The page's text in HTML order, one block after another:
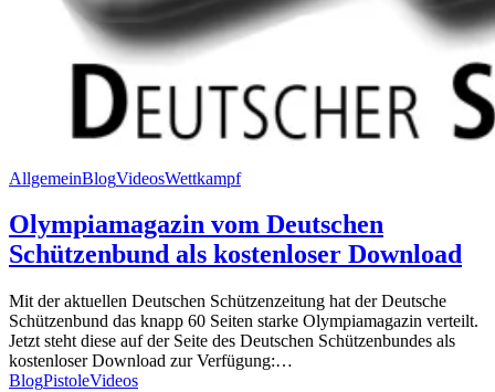
AllgemeinBlogVideosWettkampf
Olympiamagazin vom Deutschen
Schützenbund als kostenloser Download
Mit der aktuellen Deutschen Schützenzeitung hat der Deutsche
Schützenbund das knapp 60 Seiten starke Olympiamagazin verteilt.
Jetzt steht diese auf der Seite des Deutschen Schützenbundes als
kostenloser Download zur Verfügung:…
BlogPistoleVideos